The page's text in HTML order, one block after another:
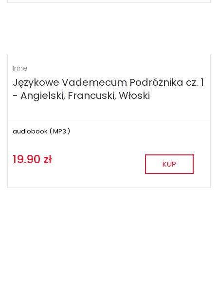
Inne
Językowe Vademecum Podróżnika cz. 1
- Angielski, Francuski, Włoski
audiobook (MP3 )
19.90 zł KUP